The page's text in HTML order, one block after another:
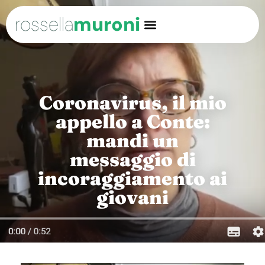
rossellamuroni
Coronavirus, il mio
appello a Conte:
mandi un
messaggio di
incoraggiamento ai
giovani